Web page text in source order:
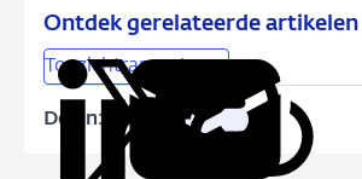
Ontdek gerelateerde artikelen
Toezichtrapportages
Delen:
Deel
via
DeelDeelKopieer